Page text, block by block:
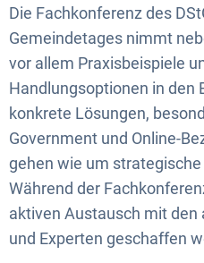
Die Fachkonferenz des
Gemeindetages nimmt
vor allem Praxisbeispiele
Handlungsoptionen in den
konkrete Lösungen,
Government und Online-
gehen wie um
Während der
aktiven Austausch mit den
und Experten geschaffen